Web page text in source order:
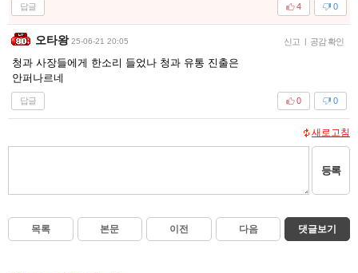
답글 0
4
오타왕 25-06-21 20:05 신고 | 공감 확인
청과 사장들에게 한소리 들었나 청과 유통 진출은
안퍼나르네
답글 0
0
새로고침
등록
목록 본문 이전 다음 댓글보기